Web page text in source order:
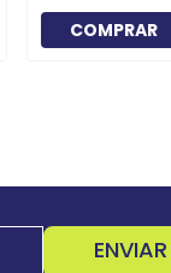
COMPRAR
ENVIAR